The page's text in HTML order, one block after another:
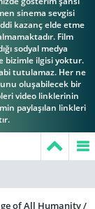
sinema sevgisi
kazanç elde etme
Film
sodyal medya
bizimle ilgisi yoktur.
tutulamaz. Her ne
oluşabilecek bir
video linklerinin
paylaşılan linkleri
of All Humanity /